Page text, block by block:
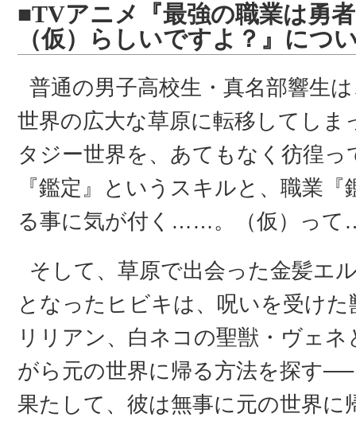
■TVアニメ『最強の職業は勇
（仮）らしいですよ？』につ
普通の男子高校生・真名部響生
世界の広大な草原に転移してし
タジー世界を、あてもなく彷徨
『鑑定』というスキルと、職業
る事に気が付く……。（仮）っ
そして、草原で出会った金髪エ
となったヒビキは、呪いを受け
リリアン、白ネコの聖獣・ヴェ
がら元の世界に帰る方法を探す──
果たして、彼は無事に元の世界